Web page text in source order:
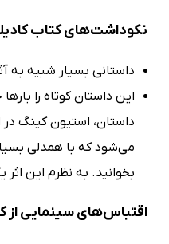
نکوداشت‌های کتاب
داستانی بسیار شبیه به
این داستان کوتاه را
داستان، استیون کینگ
می‌شود که با همدلی
بخوانید. به نظرم این
اقتباس‌های سینمایی از